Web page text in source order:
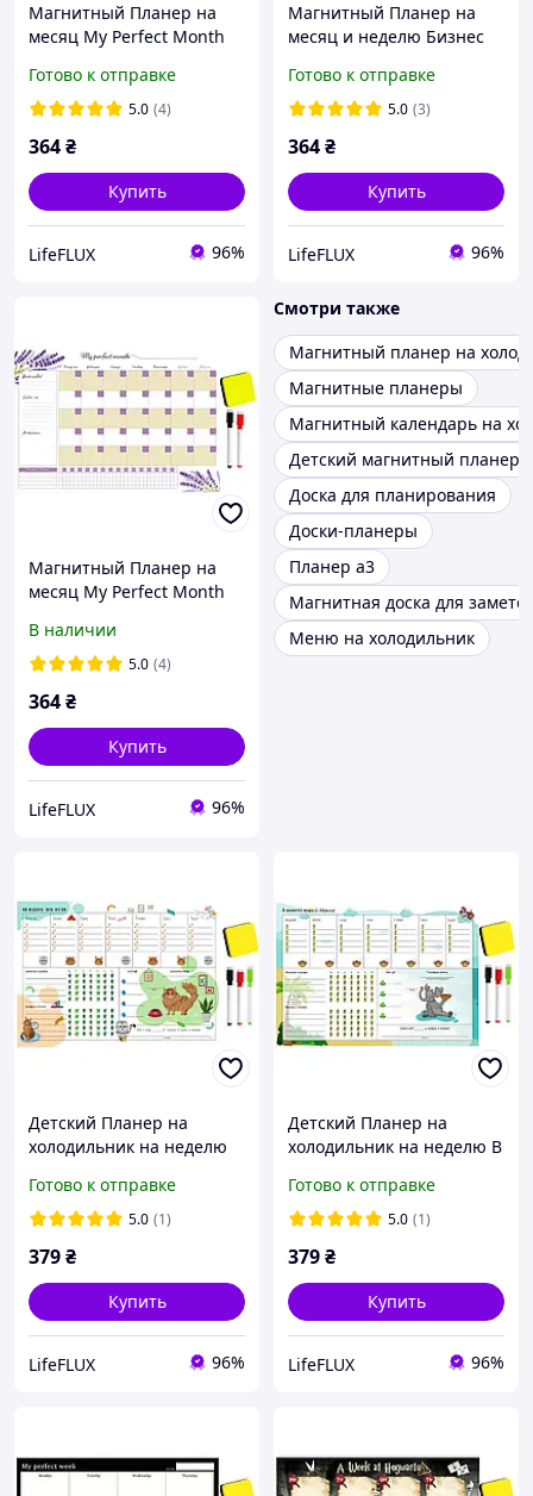
Магнитный Планер на
месяц My Perfect Month
LifeFLUX А3
Готово к отправке
5.0 (4)
364₴
Купить
LifeFLUX 96%
Магнитный Планер на
месяц и неделю Бизнес
Week LifeFLUX А3 черно-
белый
Готово к отправке
5.0 (3)
364₴
Купить
LifeFLUX 96%
Магнитный Планер на
месяц My Perfect Month
В наличии
5.0 (4)
364₴
Купить
LifeFLUX 96%
Смотри также
Магнитный планер на
Магнитные планеры
Магнитный календарь на
Детский магнитный планер
Доска для планирования
Доски-планеры
Планер а3
Магнитная доска для заметок
Меню на холодильник
Детский Планер на
холодильник на неделю
украинский
Готово к отправке
5.0 (1)
379₴
Купить
LifeFLUX 96%
Детский Планер на
холодильник на неделю В
LifeFLUX А3 украинский
Готово к отправке
5.0 (1)
379₴
Купить
LifeFLUX 96%